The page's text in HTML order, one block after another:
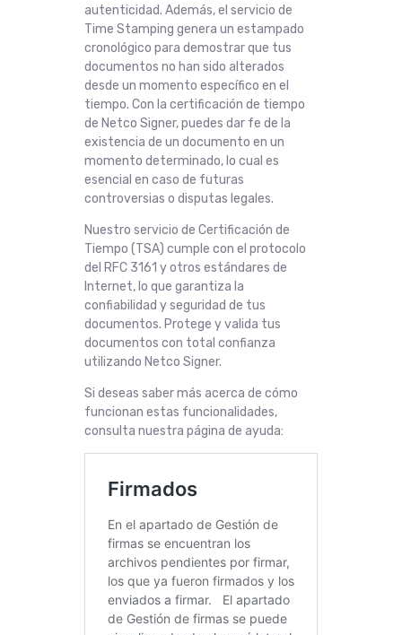
autenticidad. Además, el servicio de
Time Stamping genera un estampado
cronológico para demostrar que tus
documentos no han sido alterados
desde un momento específico en el
tiempo. Con la certificación de tiempo
de Netco Signer, puedes dar fe de la
existencia de un documento en un
momento determinado, lo cual es
esencial en caso de futuras
controversias o disputas legales.
Nuestro servicio de Certificación de
Tiempo (TSA) cumple con el protocolo
del RFC 3161 y otros estándares de
Internet, lo que garantiza la
confiabilidad y seguridad de tus
documentos. Protege y valida tus
documentos con total confianza
utilizando Netco Signer.
Si deseas saber más acerca de cómo
funcionan estas funcionalidades,
consulta nuestra página de ayuda: